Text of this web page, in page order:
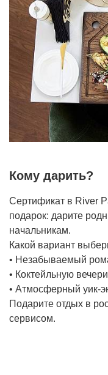
Кому дарить?
Сертификат в River
подарок: дарите
начальникам.
Какой вариант
• Незабываемый
• Коктейльную
• Атмосферный уик-
Подарите отдых в
сервисом.